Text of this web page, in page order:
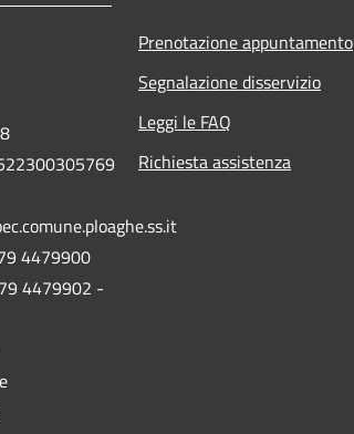
4479900
4479902 -
Prenotazione appuntamento
Segnalazione disservizio
Leggi le FAQ
Richiesta assistenza